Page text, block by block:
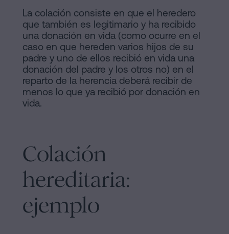
redes
sociales
La colación consiste en que el heredero
que también es legitimario y ha recibido
una donación en vida (como ocurre en el
caso en que hereden varios hijos de su
padre y uno de ellos recibió en vida una
donación del padre y los otros no) en el
reparto de la herencia deberá recibir de
menos lo que ya recibió por donación en
vida.
Colación
hereditaria:
ejemplo